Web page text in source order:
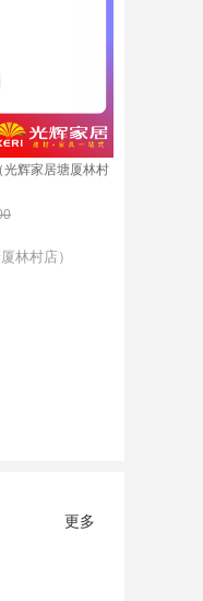
光辉家居塘厦林村
林村店）
更多